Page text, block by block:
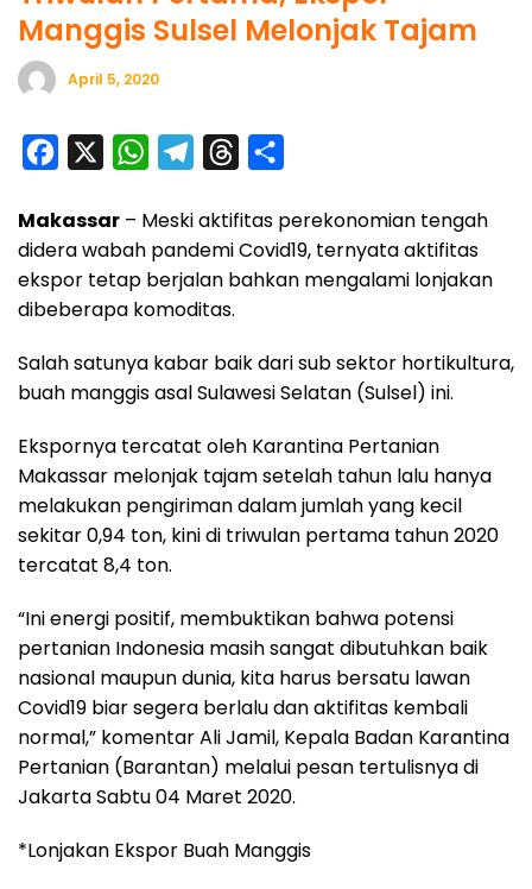
Manggis Sulsel Melonjak Tajam
April 5, 2020
c
e
b
o
k
W
a
t
s
p
p
e
g
a
m
r
e
a
s
a
r
e
Makassar – Meski aktifitas perekonomian tengah
didera wabah pandemi Covid19, ternyata aktifitas
ekspor tetap berjalan bahkan mengalami lonjakan
dibeberapa komoditas.
Salah satunya kabar baik dari sub sektor hortikultura,
buah manggis asal Sulawesi Selatan (Sulsel) ini.
Ekspornya tercatat oleh Karantina Pertanian
Makassar melonjak tajam setelah tahun lalu hanya
melakukan pengiriman dalam jumlah yang kecil
sekitar 0,94 ton, kini di triwulan pertama tahun 2020
tercatat 8,4 ton.
“Ini energi positif, membuktikan bahwa potensi
pertanian Indonesia masih sangat dibutuhkan baik
nasional maupun dunia, kita harus bersatu lawan
Covid19 biar segera berlalu dan aktifitas kembali
normal,” komentar Ali Jamil, Kepala Badan Karantina
Pertanian (Barantan) melalui pesan tertulisnya di
Jakarta Sabtu 04 Maret 2020.
*Lonjakan Ekspor Buah Manggis